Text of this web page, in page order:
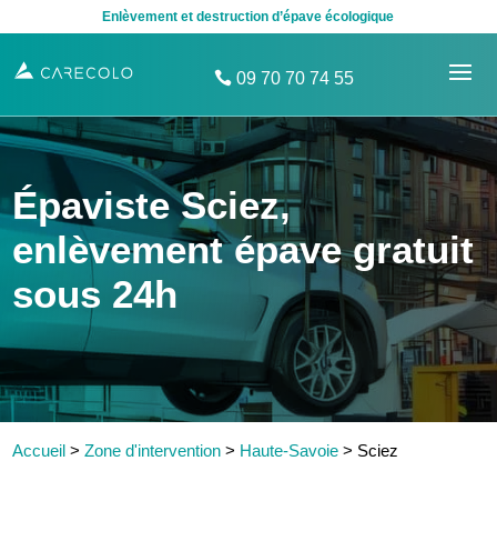
Enlèvement et destruction d’épave écologique
09 70 70 74 55
Épaviste Sciez,
enlèvement épave gratuit
sous 24h
Accueil >Zone d'intervention > Haute-Savoie > Sciez